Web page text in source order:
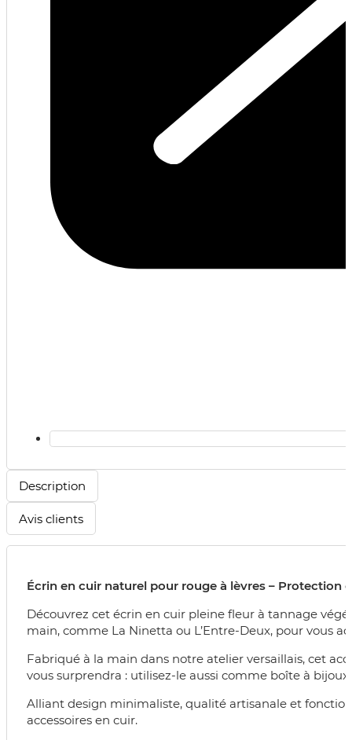
Description
Avis clients
Écrin en cuir naturel pour rouge à lèvres – Protection
Découvrez cet écrin en cuir pleine fleur à tannage
main, comme La Ninetta ou L’Entre-Deux, pour vous
Fabriqué à la main dans notre atelier versaillais, cet
vous surprendra : utilisez-le aussi comme boîte à
Alliant design minimaliste, qualité artisanale et
accessoires en cuir.